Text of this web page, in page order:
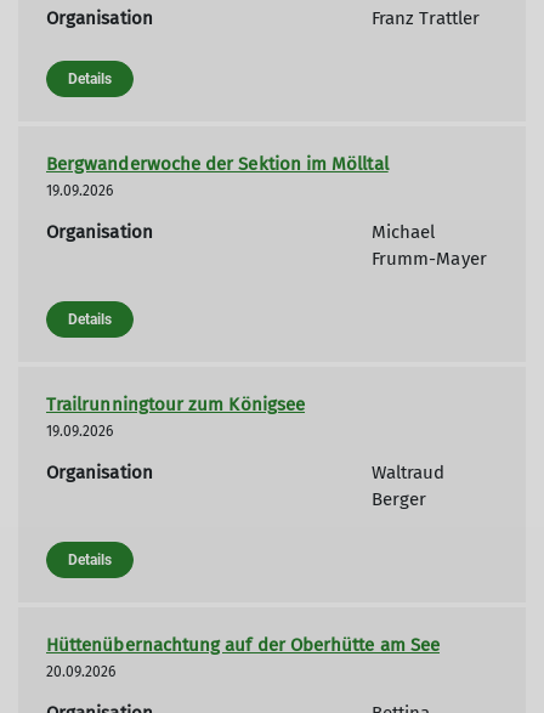
Organisation Franz Trattler
Details
Bergwanderwoche der Sektion im Mölltal
19.09.2026
Organisation
Michael
Frumm-Mayer
Details
Trailrunningtour zum Königsee
19.09.2026
Organisation
Waltraud
Berger
Details
Hüttenübernachtung auf der Oberhütte am See
20.09.2026